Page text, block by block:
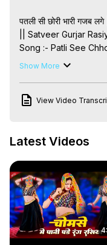
पतली सी छोरी भारी
|| Satveer Gurjar
Song :- Patli See
Singer :- Satveer
Label :- Dev Music
पतली सी छोरी भारी गजब लगे
Patli See Chhori Bhari
#newdehatirasiya
Satveer Gurjar Rasiya
Show More
View Video
Latest Videos